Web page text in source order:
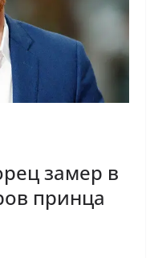
замер в
принца